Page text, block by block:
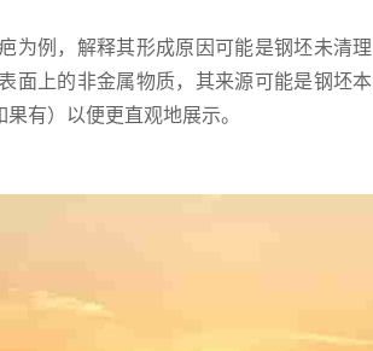
为例，解释其形成原因可能是钢坯未清
面上的非金属物质，其来源可能是钢坯
有）以便更直观地展示。